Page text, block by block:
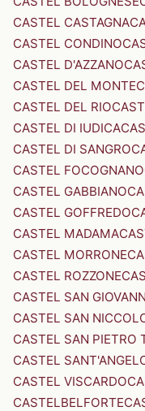
CASTEL CASTAGNA
CASTEL CONDINO
CASTEL D'AZZANO
CASTEL DEL MONTE
CASTEL DEL RIO
CASTEL DI IUDICA
CASTEL DI SANGRO
CASTEL FOCOGNANO
CASTEL GABBIANO
CASTEL GOFFREDO
CASTEL MADAMA
CASTEL MORRONE
CASTEL ROZZONE
CASTEL SAN
CASTEL SAN
CASTEL SAN PIETRO
CASTEL
CASTEL VISCARDO
CASTELBELFORTE